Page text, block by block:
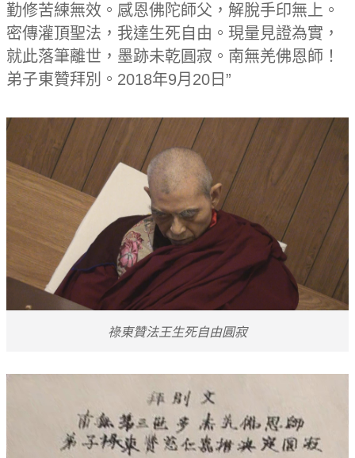
勤修苦練無效。感恩佛陀師父，解脫手印無上。
密傳灌頂聖法，我達生死自由。現量見證為實，
就此落筆離世，墨跡未乾圓寂。南無羌佛恩師！
弟子東贊拜別。2018年9月20日”
祿東贊法王生死自由圓寂